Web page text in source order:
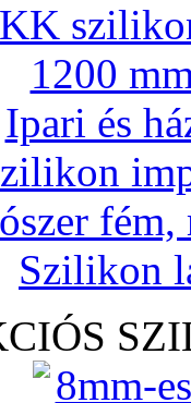
1200
Ipari és
Szilikon